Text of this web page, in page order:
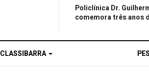
Policlínica Dr.
comemora três anos
CLASSIBARRA